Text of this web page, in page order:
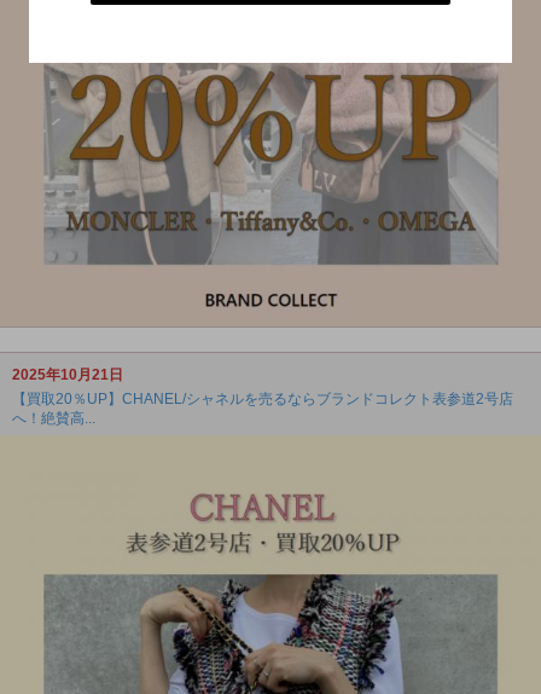
2025年10月21日
【買取20％UP】CHANEL/シャネルを売るならブランドコレクト表参道2号店
へ！絶賛高...